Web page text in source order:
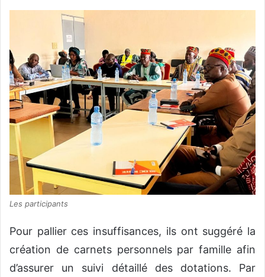
Les participants
Pour pallier ces insuffisances, ils ont suggéré la
création de carnets personnels par famille afin
d’assurer un suivi détaillé des dotations. Par